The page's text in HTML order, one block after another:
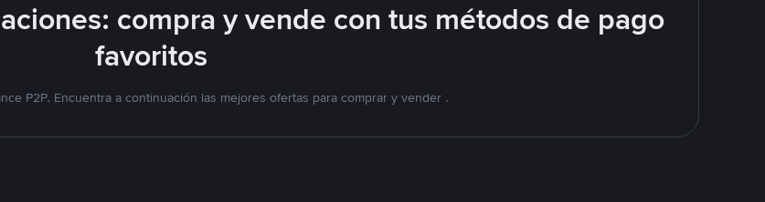
compra y vende con tus métodos de pago
favoritos
P2P. Encuentra a continuación las mejores ofertas para comprar y vender .